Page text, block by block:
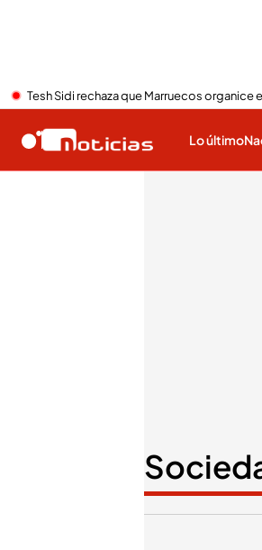
Tesh Sidi rechaza que Marruecos organice
Lo último